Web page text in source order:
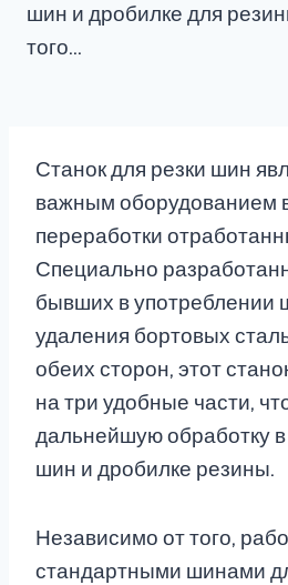
шин и дробилке для
того…
Станок для резки шин
важным оборудованием
переработки
Специально
бывших в употреблении
удаления бортовых
обеих сторон, этот
на три удобные части,
дальнейшую обработку
шин и дробилке резины.
Независимо от того,
стандартными шинами